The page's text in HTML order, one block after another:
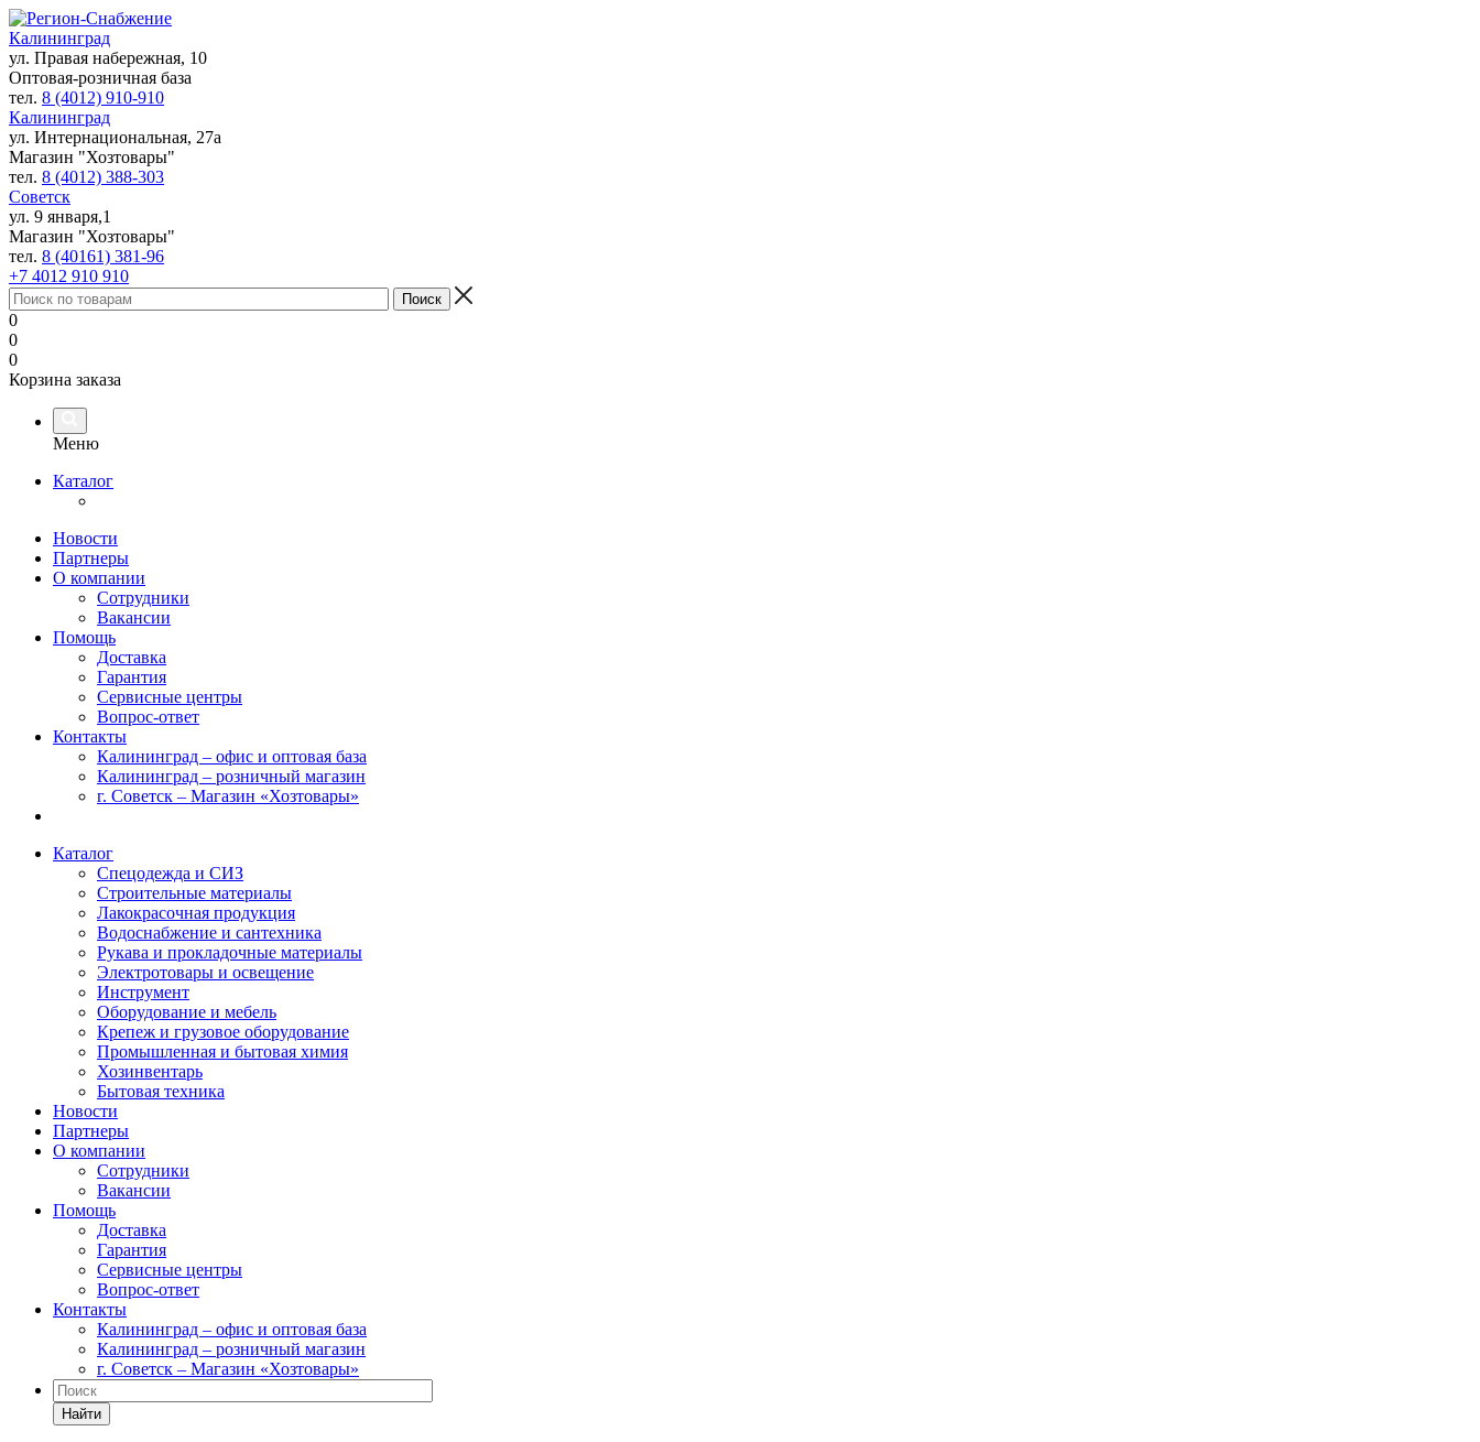
Калининград
ул. Правая набережная, 10
Оптовая-розничная база
тел. 8 (4012) 910-910
Калининград
ул. Интернациональная, 27а
Магазин "Хозтовары"
тел. 8 (4012) 388-303
Советск
ул. 9 января,1
Магазин "Хозтовары"
тел. 8 (40161) 381-96
+7 4012 910 910
0
0
0
Корзина заказа
Меню
Каталог
Новости
Партнеры
О компании
Сотрудники
Вакансии
Помощь
Доставка
Гарантия
Сервисные центры
Вопрос-ответ
Контакты
Калининград – офис и оптовая база
Калининград – розничный магазин
г. Советск – Магазин «Хозтовары»
Каталог
Спецодежда и СИЗ
Строительные материалы
Лакокрасочная продукция
Водоснабжение и сантехника
Рукава и прокладочные материалы
Электротовары и освещение
Инструмент
Оборудование и мебель
Крепеж и грузовое оборудование
Промышленная и бытовая химия
Хозинвентарь
Бытовая техника
Новости
Партнеры
О компании
Сотрудники
Вакансии
Помощь
Доставка
Гарантия
Сервисные центры
Вопрос-ответ
Контакты
Калининград – офис и оптовая база
Калининград – розничный магазин
г. Советск – Магазин «Хозтовары»
Найти